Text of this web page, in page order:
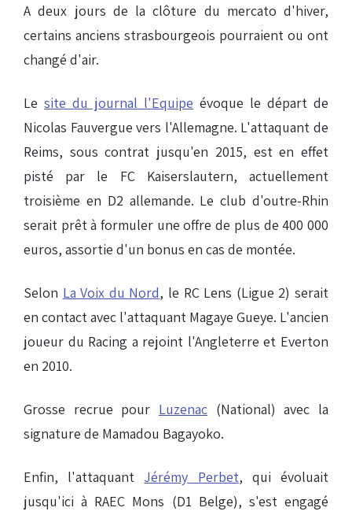
A deux jours de la clôture du mercato d'hiver,
certains anciens strasbourgeois pourraient ou ont
changé d'air.
Le site du journal l'Equipe évoque le départ de
Nicolas Fauvergue vers l'Allemagne. L'attaquant de
Reims, sous contrat jusqu'en 2015, est en effet
pisté par le FC Kaiserslautern, actuellement
troisième en D2 allemande. Le club d'outre-Rhin
serait prêt à formuler une offre de plus de 400 000
euros, assortie d'un bonus en cas de montée.
Selon La Voix du Nord, le RC Lens (Ligue 2) serait
en contact avec l'attaquant Magaye Gueye. L'ancien
joueur du Racing a rejoint l'Angleterre et Everton
en 2010.
Grosse recrue pour Luzenac (National) avec la
signature de Mamadou Bagayoko.
Enfin, l'attaquant Jérémy Perbet, qui évoluait
jusqu'ici à RAEC Mons (D1 Belge), s'est engagé